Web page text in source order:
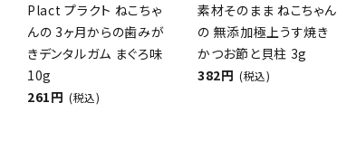
Plact プラクト ねこちゃ
んの 3ヶ月からの歯みが
きデンタルガム まぐろ味
10g
261円 (税込)
素材そのまま ねこちゃん
の 無添加極上うす焼き
かつお節と貝柱 3g
382円 (税込)